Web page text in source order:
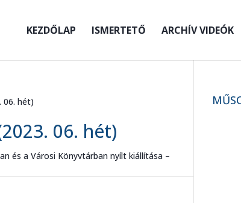
KEZDŐLAP ISMERTETŐ ARCHÍV VIDEÓK
06. hét)
06. hét)
és a Városi Könyvtárban nyílt kiállítása –